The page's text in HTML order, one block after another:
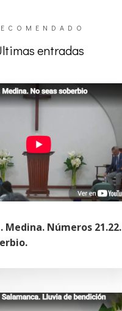
entradas
Medina. Números 21.22.